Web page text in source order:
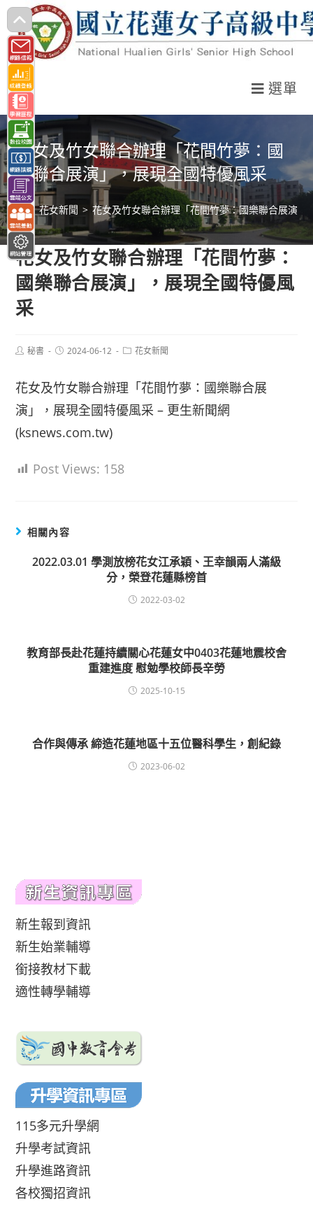
跳
轉
至
主
要
內
容
選單
花女及竹女聯合辦理「花間竹夢：國
樂聯合展演」，展現全國特優風采
> 花女新聞 > 花女及竹女聯合辦理「花間竹夢：國樂聯合展演」
花女及竹女聯合辦理「花間竹夢：
國樂聯合展演」，展現全國特優風
采
Post秘書
Post2024-06-12
Post花女新聞
花女及竹女聯合辦理「花間竹夢：國樂聯合展
演」，展現全國特優風采 – 更生新聞網
(ksnews.com.tw)
Post Views: 158
相關內容
2022.03.01 學測放榜花女江承穎、王幸韻兩人滿級
分，榮登花蓮縣榜首
2022-03-02
教育部長赴花蓮持續關心花蓮女中0403花蓮地震校舍
重建進度 慰勉學校師長辛勞
2025-10-15
合作與傳承 締造花蓮地區十五位醫科學生，創紀錄
2023-06-02
新生報到資訊
新生始業輔導
銜接教材下載
適性轉學輔導
115多元升學網
升學考試資訊
升學進路資訊
各校獨招資訊